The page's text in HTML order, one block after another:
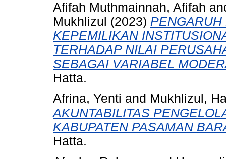
Afifah Muthmainnah, Afifah
Mukhlizul (2023)
KEPEMILIKAN
TERHADAP NILAI
SEBAGAI VARIABEL
Hatta.
Afrina, Yenti and Mukhlizul,
AKUNTABILITAS
KABUPATEN PASAMAN
Hatta.